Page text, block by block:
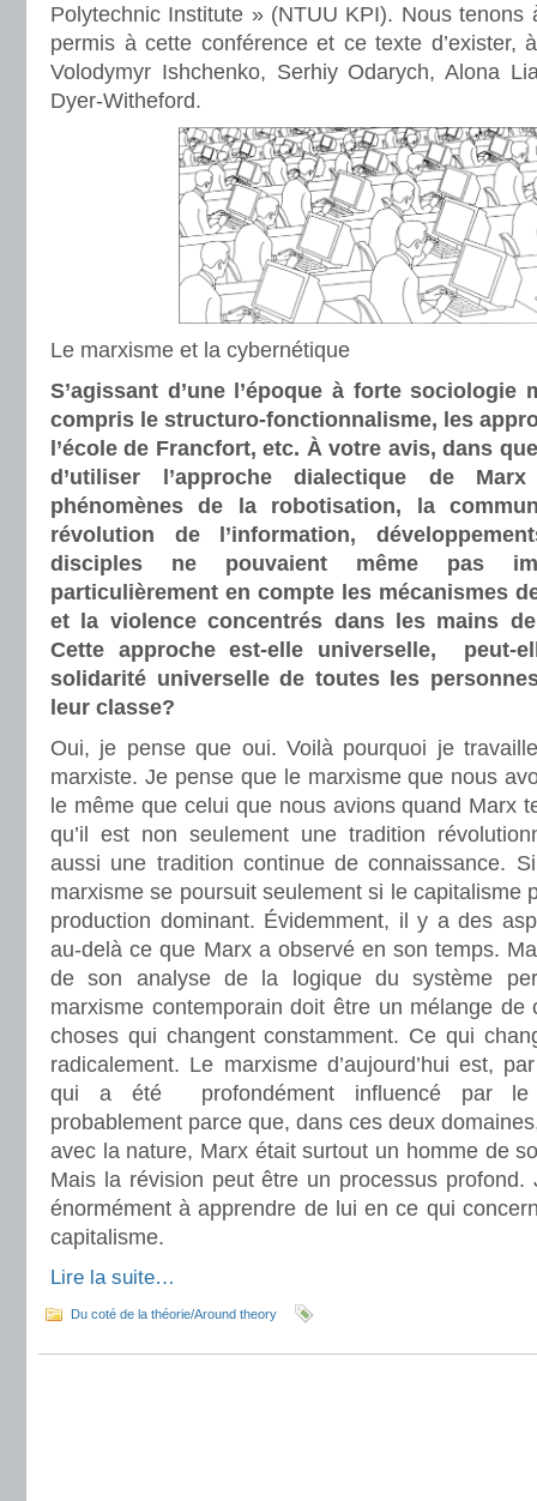
Polytechnic Institute » (NTUU KPI). Nous tenons
permis à cette conférence et ce texte d’exister,
Volodymyr Ishchenko, Serhiy Odarych, Alona
Dyer-Witheford.
Le marxisme et la cybernétique
S’agissant d’une l’époque à forte sociologie
compris le structuro-fonctionnalisme, les
l’école de Francfort, etc. À votre avis, dans
d’utiliser l’approche dialectique de
phénomènes de la robotisation, la
révolution de l’information,
disciples ne pouvaient même pas
particulièrement en compte les mécanismes
et la violence concentrés dans les mains
Cette approche est-elle universelle, peut-
solidarité universelle de toutes les
leur classe?
Oui, je pense que oui. Voilà pourquoi je
marxiste. Je pense que le marxisme que nous
le même que celui que nous avions quand Marx
qu’il est non seulement une tradition
aussi une tradition continue de connaissance.
marxisme se poursuit seulement si le capitalisme
production dominant. Évidemment, il y a des
au-delà ce que Marx a observé en son temps.
de son analyse de la logique du système
marxisme contemporain doit être un mélange
choses qui changent constamment. Ce qui
radicalement. Le marxisme d’aujourd’hui est,
qui a été profondément influencé par le
probablement parce que, dans ces deux
avec la nature, Marx était surtout un homme de
Mais la révision peut être un processus profond.
énormément à apprendre de lui en ce qui
capitalisme.
Lire la suite…
Du coté de la théorie/Around theory